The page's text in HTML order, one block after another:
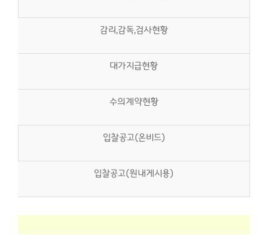
감리,감독,검사현황
대가지급현황
수의계약현황
입찰공고(온비드)
입찰공고(원내게시용)